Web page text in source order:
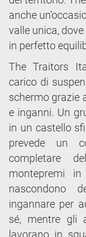
anche
valle unica,
in perfetto
The Traitors
carico di
schermo grazie
e inganni. Un
in un castello
prevede un
completare
montepremi
nascondono
ingannare per
sé, mentre gli
lavorano in